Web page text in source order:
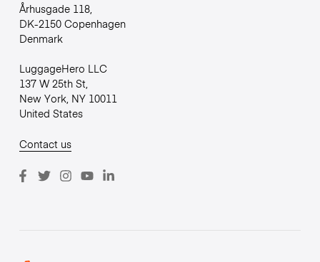
Århusgade 118,
DK-2150 Copenhagen
Denmark
LuggageHero LLC
137 W 25th St,
New York, NY 10011
United States
Contact us